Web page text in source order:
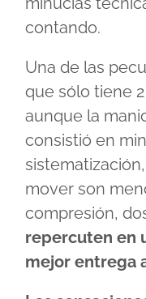
contando.
Una de las
que sólo tiene
aunque la
consistió en
mover son
compresión,
repercuten en
mejor entrega